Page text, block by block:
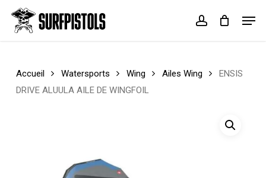
main
account
Cart Close
Accueil Watersports Wing Ailes Wing
ENSIS
DRIVE ALUULA AILE DE WINGFOIL